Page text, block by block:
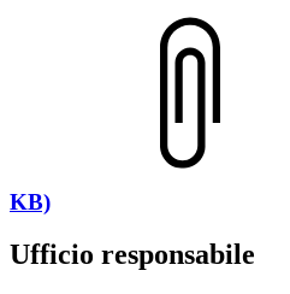
KB)
Ufficio responsabile